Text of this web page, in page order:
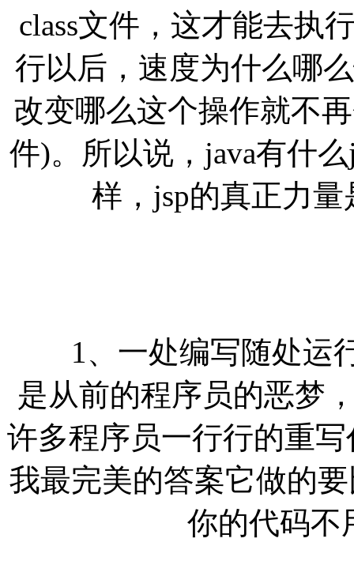
class文件，这才能去执
行以后，速度为什么哪
改变哪么这个操作就不
件)。所以说，java有什
样，jsp的真正力
1、一处编写随处运行
是从前的程序员的恶梦
许多程序员一行行的重
我最完美的答案它做的
你的代码不